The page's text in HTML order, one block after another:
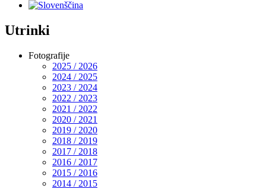
Utrinki
Fotografije
2025 / 2026
2024 / 2025
2023 / 2024
2022 / 2023
2021 / 2022
2020 / 2021
2019 / 2020
2018 / 2019
2017 / 2018
2016 / 2017
2015 / 2016
2014 / 2015